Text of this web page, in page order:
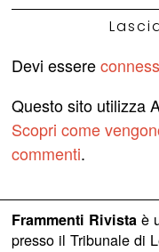
Devi essere
Questo sito utilizza
Scopri come
commenti.
Frammenti Rivistaè
presso il Tribunale di